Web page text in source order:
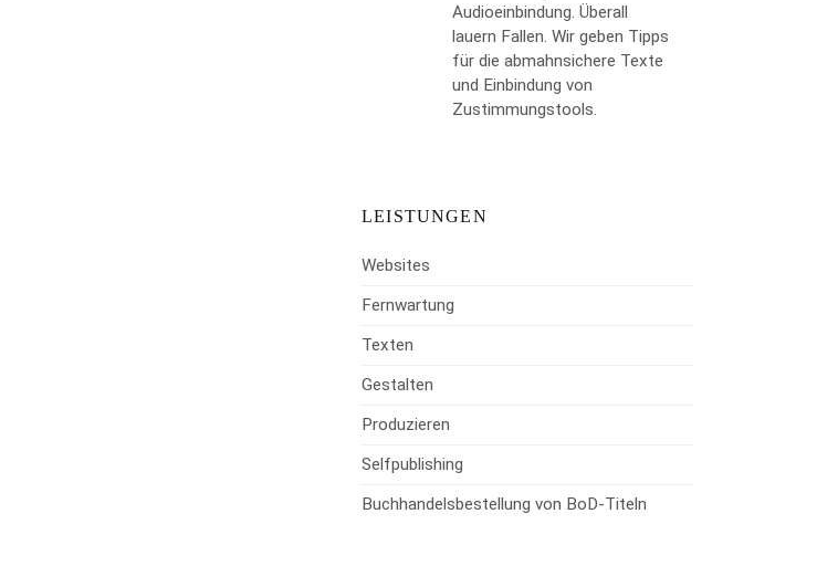
Audioeinbindung. Überall
lauern Fallen. Wir geben Tipps
für die abmahnsichere Texte
und Einbindung von
Zustimmungstools.
LEISTUNGEN
Websites
Fernwartung
Texten
Gestalten
Produzieren
Selfpublishing
Buchhandelsbestellung von BoD-Titeln